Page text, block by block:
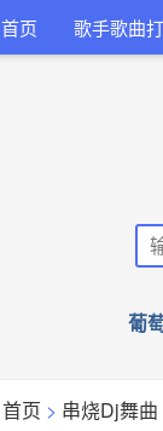
首页 歌手歌曲
葡
首页 > 串烧Dj舞曲